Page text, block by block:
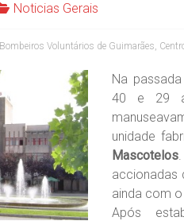
Noticias Gerais
Bombeiros Voluntários de Guimarães,
Na
40 e 29
unidade
Mascotelos
accionadas
ainda com
Após